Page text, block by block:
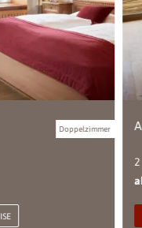
Doppelzimmer
2